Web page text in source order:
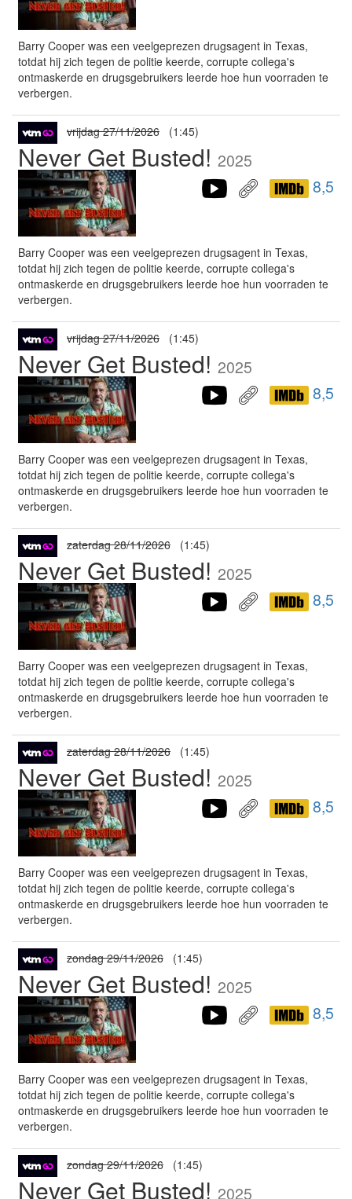
Barry Cooper was een veelgeprezen drugsagent in Texas,
totdat hij zich tegen de politie keerde, corrupte collega's
ontmaskerde en drugsgebruikers leerde hoe hun voorraden te
verbergen.
vrijdag 27/11/2026 (1:45)
Never Get Busted! 2025
8,5
Barry Cooper was een veelgeprezen drugsagent in Texas,
totdat hij zich tegen de politie keerde, corrupte collega's
ontmaskerde en drugsgebruikers leerde hoe hun voorraden te
verbergen.
vrijdag 27/11/2026 (1:45)
Never Get Busted! 2025
8,5
Barry Cooper was een veelgeprezen drugsagent in Texas,
totdat hij zich tegen de politie keerde, corrupte collega's
ontmaskerde en drugsgebruikers leerde hoe hun voorraden te
verbergen.
zaterdag 28/11/2026 (1:45)
Never Get Busted! 2025
8,5
Barry Cooper was een veelgeprezen drugsagent in Texas,
totdat hij zich tegen de politie keerde, corrupte collega's
ontmaskerde en drugsgebruikers leerde hoe hun voorraden te
verbergen.
zaterdag 28/11/2026 (1:45)
Never Get Busted! 2025
8,5
Barry Cooper was een veelgeprezen drugsagent in Texas,
totdat hij zich tegen de politie keerde, corrupte collega's
ontmaskerde en drugsgebruikers leerde hoe hun voorraden te
verbergen.
zondag 29/11/2026 (1:45)
Never Get Busted! 2025
8,5
Barry Cooper was een veelgeprezen drugsagent in Texas,
totdat hij zich tegen de politie keerde, corrupte collega's
ontmaskerde en drugsgebruikers leerde hoe hun voorraden te
verbergen.
zondag 29/11/2026 (1:45)
Never Get Busted! 2025